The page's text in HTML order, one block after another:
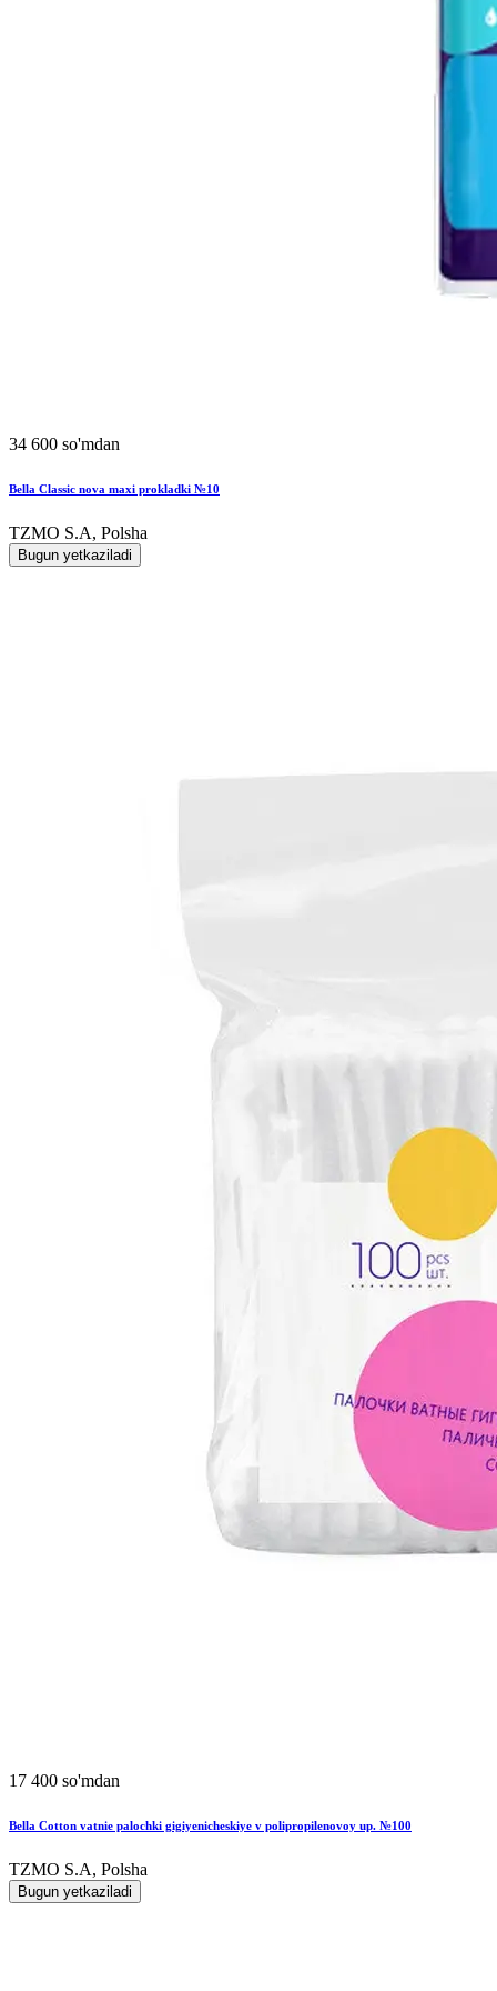
34 600 so'mdan
Bella Classic nova maxi prokladki №10
TZMO S.A, Polsha
Bugun yetkaziladi
17 400 so'mdan
Bella Cotton vatnie palochki gigiyenicheskiye v polipropilenovoy up. №100
TZMO S.A, Polsha
Bugun yetkaziladi